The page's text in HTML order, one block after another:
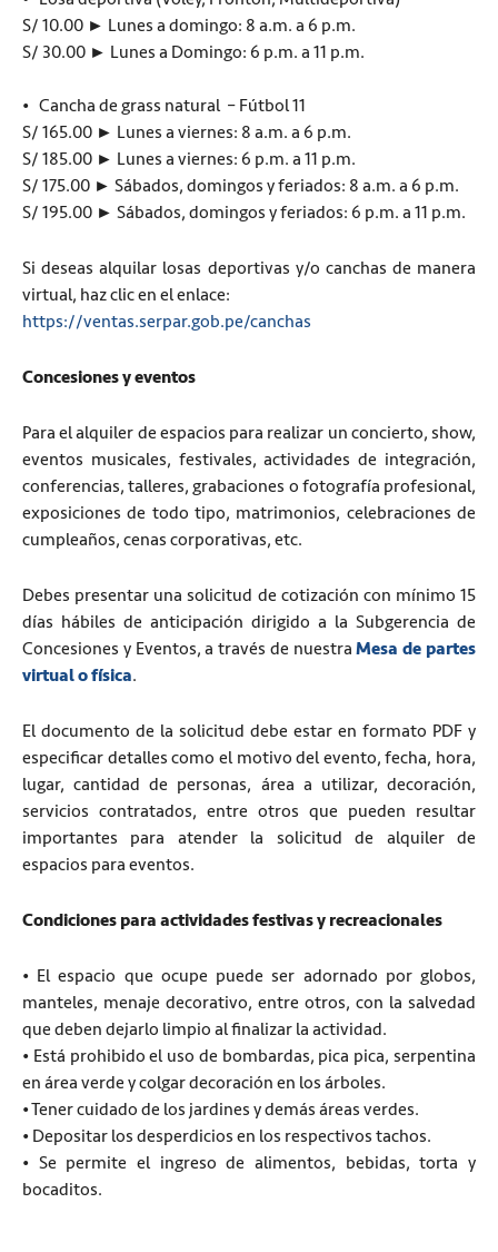
S/ 10.00 ► Lunes a domingo: 8 a.m. a 6 p.m.
S/ 30.00 ► Lunes a Domingo: 6 p.m. a 11 p.m.
• Cancha de grass natural – Fútbol 11
S/ 165.00 ► Lunes a viernes: 8 a.m. a 6 p.m.
S/ 185.00 ► Lunes a viernes: 6 p.m. a 11 p.m.
S/ 175.00 ► Sábados, domingos y feriados: 8 a.m. a 6 p.m.
S/ 195.00 ► Sábados, domingos y feriados: 6 p.m. a 11 p.m.
Si deseas alquilar losas deportivas y/o canchas de manera
virtual, haz clic en el enlace:
https://ventas.serpar.gob.pe/canchas
Concesiones y eventos
Para el alquiler de espacios para realizar un concierto, show,
eventos musicales, festivales, actividades de integración,
conferencias, talleres, grabaciones o fotografía profesional,
exposiciones de todo tipo, matrimonios, celebraciones de
cumpleaños, cenas corporativas, etc.
Debes presentar una solicitud de cotización con mínimo 15
días hábiles de anticipación dirigido a la Subgerencia de
Concesiones y Eventos, a través de nuestraMesa de partes
virtual o física.
El documento de la solicitud debe estar en formato PDF y
especificar detalles como el motivo del evento, fecha, hora,
lugar, cantidad de personas, área a utilizar, decoración,
servicios contratados, entre otros que pueden resultar
importantes para atender la solicitud de alquiler de
espacios para eventos.
Condiciones para actividades festivas y recreacionales
• El espacio que ocupe puede ser adornado por globos,
manteles, menaje decorativo, entre otros, con la salvedad
que deben dejarlo limpio al finalizar la actividad.
• Está prohibido el uso de bombardas, pica pica, serpentina
en área verde y colgar decoración en los árboles.
• Tener cuidado de los jardines y demás áreas verdes.
• Depositar los desperdicios en los respectivos tachos.
• Se permite el ingreso de alimentos, bebidas, torta y
bocaditos.